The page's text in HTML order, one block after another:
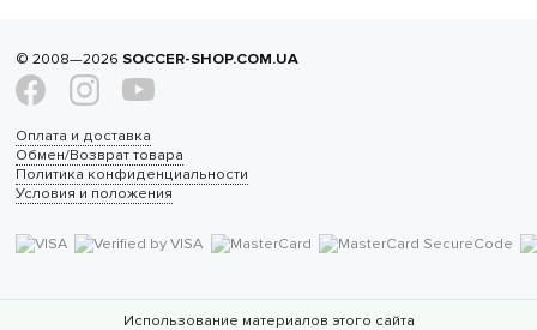
© 2008—2026 SOCCER-SHOP.COM.UA
Оплата и доставка
Обмен/Возврат товара
Политика конфиденциальности
Условия и положения
Использование материалов этого сайта